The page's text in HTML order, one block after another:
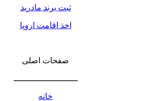
ثبت برند مادرید
اخذ اقامت اروپا
صفحات اصلی
ـــــــــــــــــــــــــ
خانه